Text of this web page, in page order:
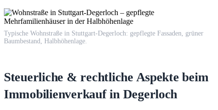
Typische Wohnstraße in Stuttgart-Degerloch: gepflegte Fassaden, grüner
Baumbestand, Halbhöhenlage.
Steuerliche & rechtliche Aspekte beim
Immobilienverkauf in Degerloch